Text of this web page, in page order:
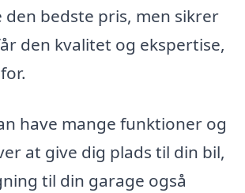
den bedste pris, men sikrer
den kvalitet og ekspertise,
have mange funktioner og
at give dig plads til din bil,
til din garage også